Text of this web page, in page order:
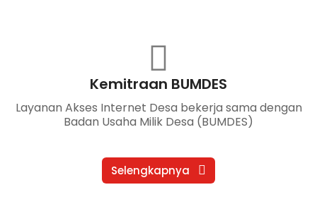
Kemitraan BUMDES
Layanan Akses Internet Desa bekerja sama dengan
Badan Usaha Milik Desa (BUMDES)
Selengkapnya